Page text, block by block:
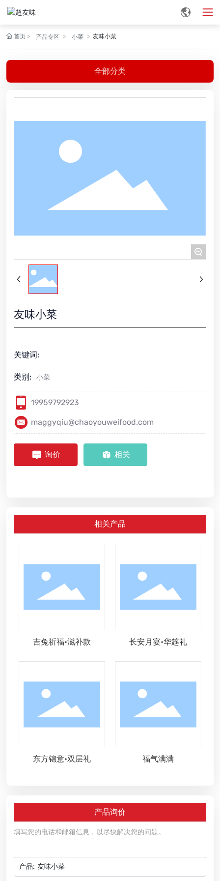
首页 产品专区 小菜 友味小菜
全部分类
+
友味小菜
关键词:
类别: 小菜
19959792923
maggyqiu@chaoyouweifood.com
询价 相关
相关产品
吉兔祈福•滋补款 长安月宴•华筵礼
东方锦意•双层礼 福气满满
产品询价
填写您的电话和邮箱信息，以尽快解决您的问题。
产品: 友味小菜